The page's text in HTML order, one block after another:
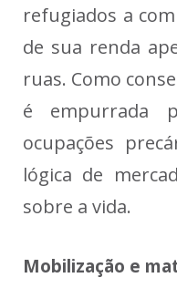
refugiados a
de sua renda
ruas. Como
é empurrada
ocupações
lógica de
sobre a vida.
Mobilização e